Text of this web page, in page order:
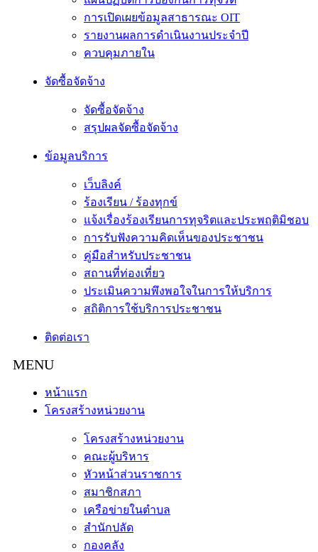
การเปิดเผยข้อมูลสาธารณะ OIT
รายงานผลการดำเนินงานประจำปี
ควบคุมภายใน
จัดซื้อจัดจ้าง
จัดซื้อจัดจ้าง
สรุปผลจัดซื้อจัดจ้าง
ข้อมูลบริการ
เว็บลิงค์
ร้องเรียน / ร้องทุกข์
แจ้งเรื่องร้องเรียนการทุจริตและประพฤติมิชอบ
การรับฟังความคิดเห็นของประชาชน
คู่มือสำหรับประชาชน
สถานที่ท่องเที่ยว
ประเมินความพึงพอใจในการให้บริการ
สถิติการใช้บริการประชาชน
ติดต่อเรา
หน้าแรก
โครงสร้างหน่วยงาน
โครงสร้างหน่วยงาน
คณะผู้บริหาร
หัวหน้าส่วนราชการ
สมาชิกสภา
เครือข่ายในตำบล
สำนักปลัด
กองคลัง